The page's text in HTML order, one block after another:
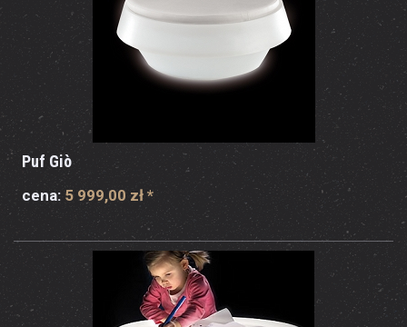
Puf Giò
cena: 5 999,00 zł *